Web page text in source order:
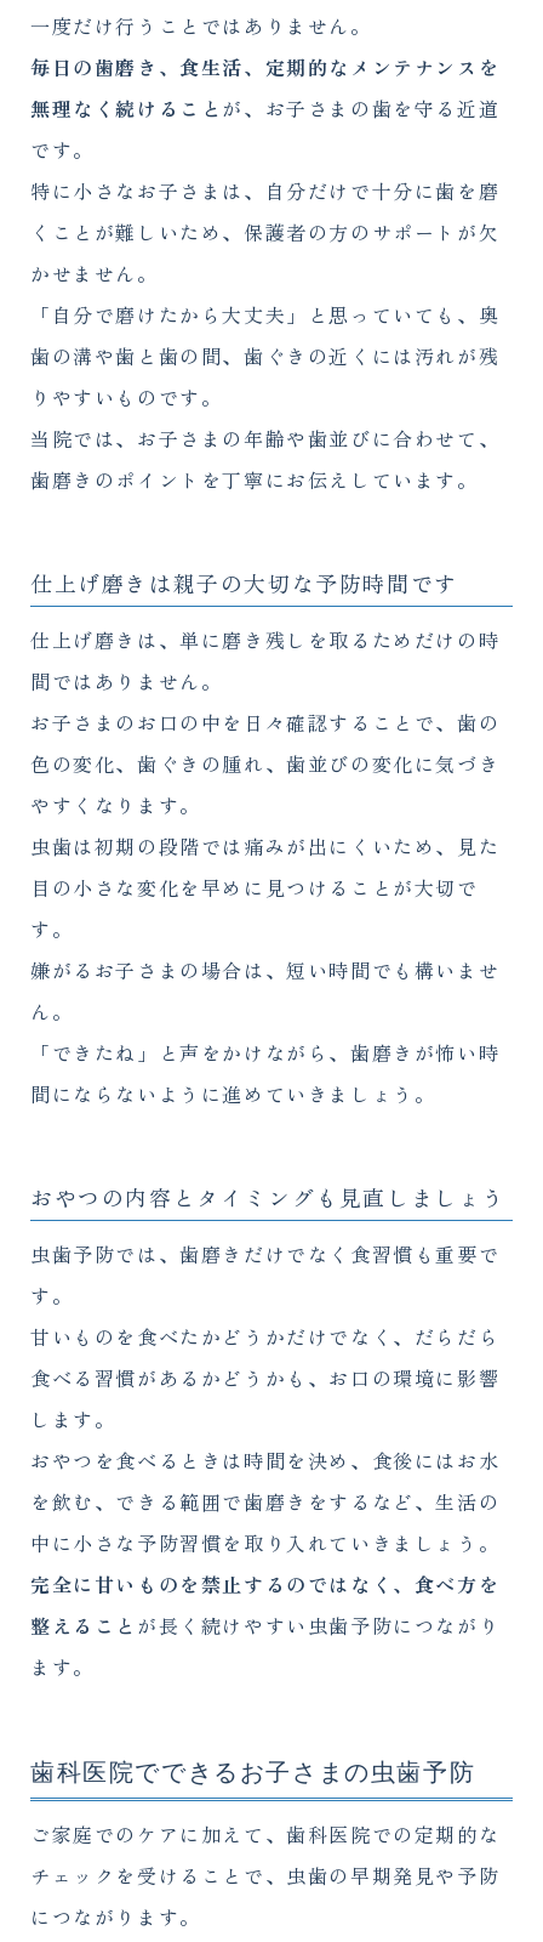
一度だけ行うことではありません。
毎日の歯磨き、食生活、定期的なメンテナンスを
無理なく続けること が、お子さまの歯を守る近道
です。
特に小さなお子さまは、自分だけで十分に歯を磨
くことが難しいため、保護者の方のサポートが欠
かせません。
「自分で磨けたから大丈夫」と思っていても、奥
歯の溝や歯と歯の間、歯ぐきの近くには汚れが残
りやすいものです。
当院では、お子さまの年齢や歯並びに合わせて、
歯磨きのポイントを丁寧にお伝えしています。
仕上げ磨きは親子の大切な予防時間です
仕上げ磨きは、単に磨き残しを取るためだけの時
間ではありません。
お子さまのお口の中を日々確認することで、歯の
色の変化、歯ぐきの腫れ、歯並びの変化に気づき
やすくなります。
虫歯は初期の段階では痛みが出にくいため、見た
目の小さな変化を早めに見つけることが大切で
す。
嫌がるお子さまの場合は、短い時間でも構いませ
ん。
「できたね」と声をかけながら、歯磨きが怖い時
間にならないように進めていきましょう。
おやつの内容とタイミングも見直しましょう
虫歯予防では、歯磨きだけでなく食習慣も重要で
す。
甘いものを食べたかどうかだけでなく、だらだら
食べる習慣があるかどうかも、お口の環境に影響
します。
おやつを食べるときは時間を決め、食後にはお水
を飲む、できる範囲で歯磨きをするなど、生活の
中に小さな予防習慣を取り入れていきましょう。
完全に甘いものを禁止するのではなく、食べ方を
整えること が長く続けやすい虫歯予防につながり
ます。
歯科医院でできるお子さまの虫歯予防
ご家庭でのケアに加えて、歯科医院での定期的な
チェックを受けることで、虫歯の早期発見や予防
につながります。